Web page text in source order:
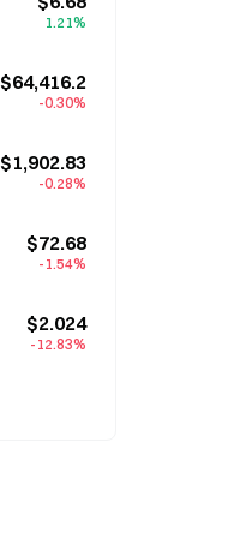
1.21%
$64,416.2
-0.30%
$1,902.83
-0.28%
$72.68
-1.54%
$2.024
-12.83%